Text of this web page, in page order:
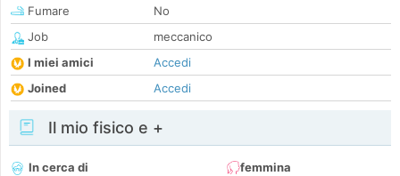
Fumare
No
Job
meccanico
I miei amici
Accedi
Joined
Accedi
Il mio fisico e +
In cerca di
femmina